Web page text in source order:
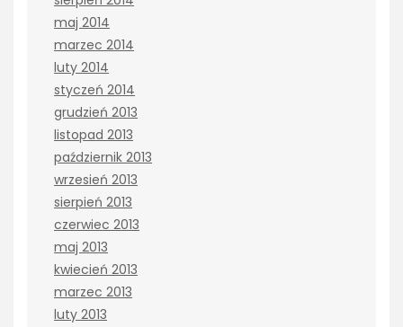
maj 2014
marzec 2014
luty 2014
styczeń 2014
grudzień 2013
listopad 2013
październik 2013
wrzesień 2013
sierpień 2013
czerwiec 2013
maj 2013
kwiecień 2013
marzec 2013
luty 2013